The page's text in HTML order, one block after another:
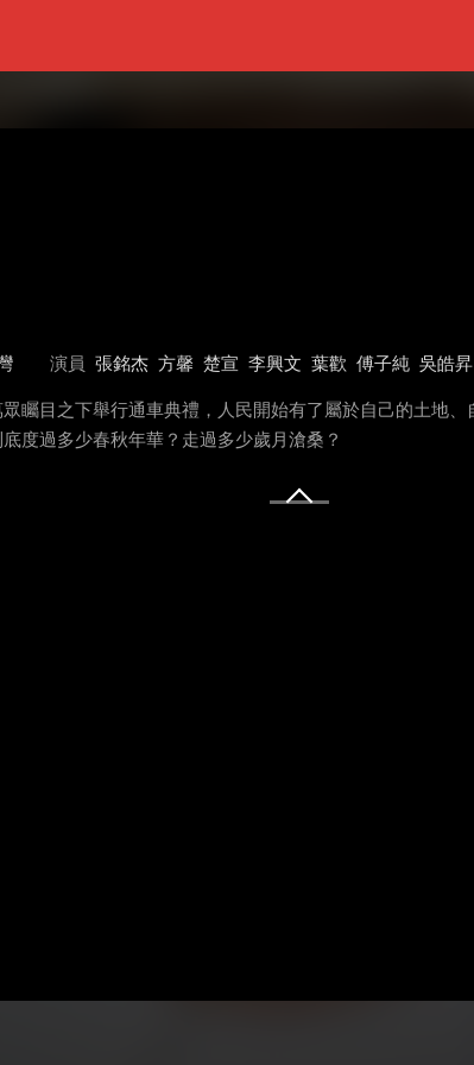
演員 張銘杰 方馨 楚宣 李興文 葉歡 傅子純 吳皓昇
矚目之下舉行通車典禮，人民開始有了屬於自己的土地
度過多少春秋年華？走過多少歲月滄桑？